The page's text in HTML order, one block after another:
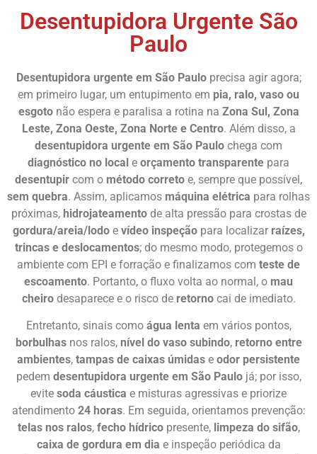
Desentupidora Urgente São
Paulo
Desentupidora urgente em São Pauloprecisa agir agora;
em primeiro lugar, um entupimento em pia, ralo, vaso ou
esgotonão espera e paralisa a rotina na Zona Sul, Zona
Leste, Zona Oeste, Zona Norte e Centro. Além disso, a
desentupidora urgente em São Paulo chega com
diagnóstico no local e orçamento transparente para
desentupir com o método correto e, sempre que possível,
sem quebra. Assim, aplicamos máquina elétrica para rolhas
próximas, hidrojateamentode alta pressão para crostas de
gordura/areia/lodoe vídeo inspeçãopara localizar raízes,
trincas e deslocamentos; do mesmo modo, protegemos o
ambiente com EPI e forração e finalizamos com teste de
escoamento. Portanto, o fluxo volta ao normal, o mau
cheirodesaparece e o risco de retornocai de imediato.
Entretanto, sinais como água lenta em vários pontos,
borbulhasnos ralos, nível do vaso subindo, retorno entre
ambientes, tampas de caixas úmidas e odor persistente
pedem desentupidora urgente em São Paulojá; por isso,
evite soda cáustica e misturas agressivas e priorize
atendimento 24 horas. Em seguida, orientamos prevenção:
telas nos ralos, fecho hídricopresente, limpeza do sifão,
caixa de gordura em dia e inspeção periódica da